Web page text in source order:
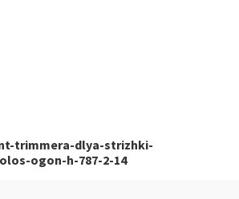
trimmera-dlya-strizhki-
ogon-h-787-2-14